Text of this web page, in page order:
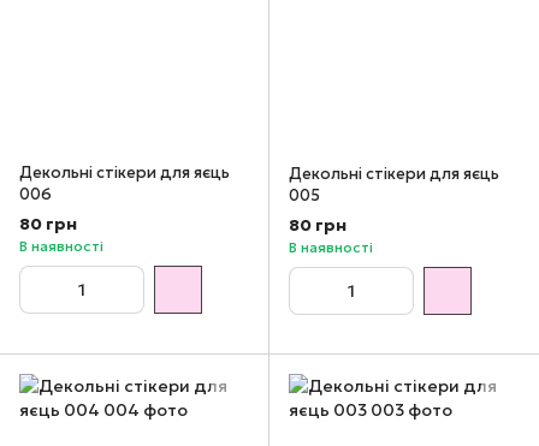
Декольні стікери для яєць
006
80 грн
В наявності
Декольні стікери для яєць
005
80 грн
В наявності